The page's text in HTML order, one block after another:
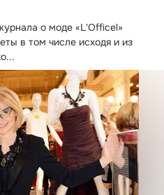
о моде «L'Officel»
в том числе исходя и из